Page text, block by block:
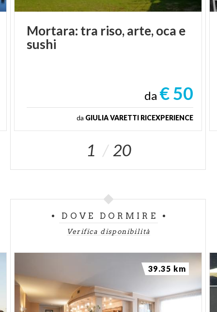
Mortara: tra riso,arte,oca e
sushi
da € 50
da GIULIA VARETTI RICEXPERIENCE
1 20
DOVE DORMIRE
Verifica disponibilità
39.35 km